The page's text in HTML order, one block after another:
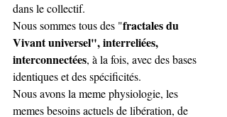
dans le collectif.
Nous sommes tous des "fractales du
Vivant universel", interreliées,
interconnectées, à la fois, avec des bases
identiques et des spécificités.
Nous avons la meme physiologie, les
memes besoins actuels de libération, de